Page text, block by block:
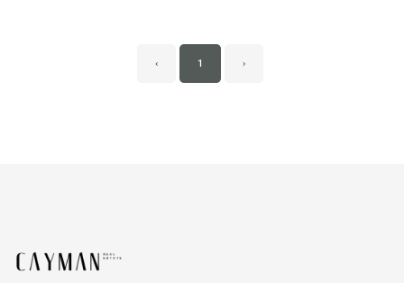
‹ 1 ›
Página inicial